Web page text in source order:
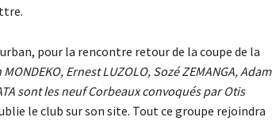
pour la rencontre retour de la coupe de la
Ernest LUZOLO, Sozé ZEMANGA, Adam
sont les neuf Corbeaux convoqués par Otis
le club sur son site. Tout ce groupe rejoindra